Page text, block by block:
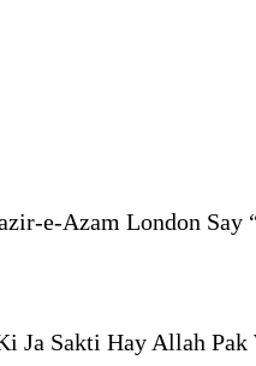
e-Azam London Say
Ja Sakti Hay Allah